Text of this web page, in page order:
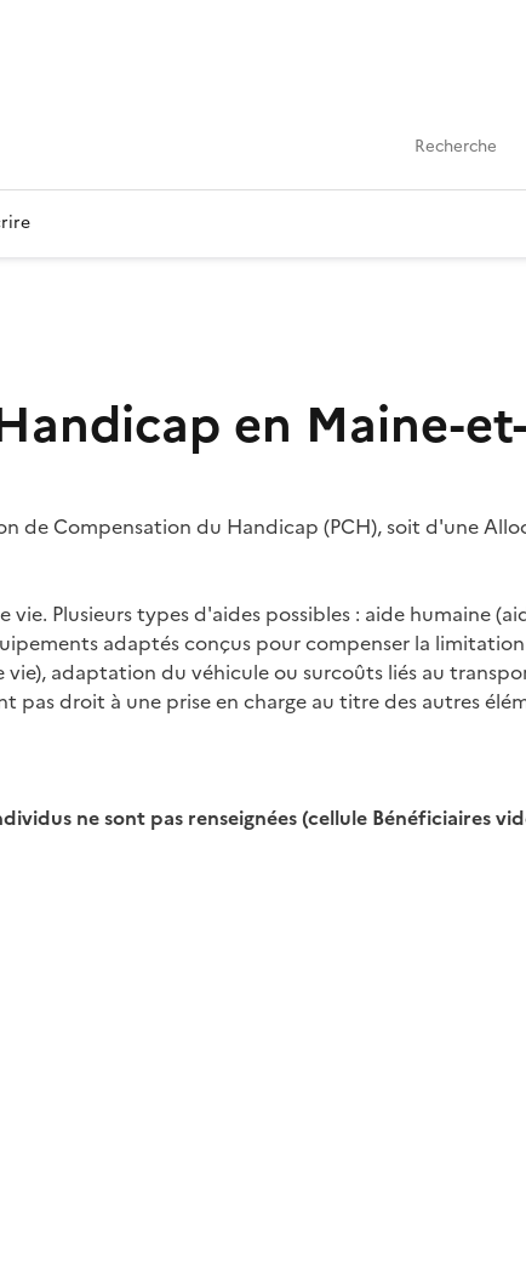
en Maine-
Compensation du Handicap (PCH), soit d'une
Plusieurs types d'aides possibles : aide humaine
adaptés conçus pour compenser la
adaptation du véhicule ou surcoûts liés au
droit à une prise en charge au titre des autres
ne sont pas renseignées (cellule Bénéficiaires